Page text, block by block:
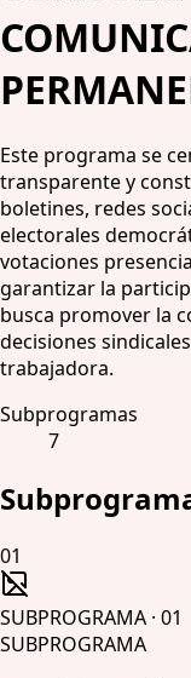
Este programa se
transparente y
boletines, redes
electorales
votaciones
garantizar la
busca promover la
decisiones
trabajadora.
Subprogramas
7
01
SUBPROGRAMA · 01
SUBPROGRAMA